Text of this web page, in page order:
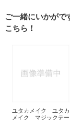
ご一緒にいかがで
こちら！
ユタカメイク ユタカ
メイク マジックテー